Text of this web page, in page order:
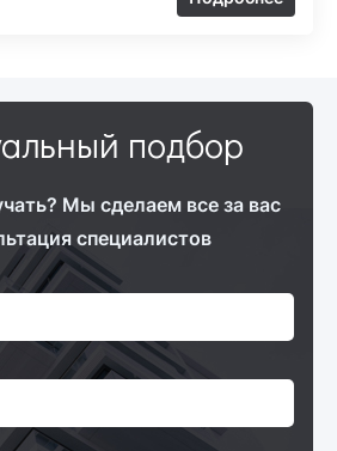
подбор
Мы сделаем все за вас
специалистов